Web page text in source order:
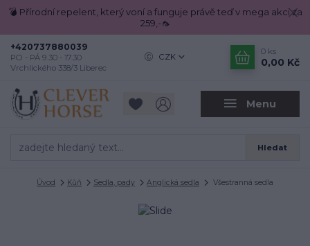
💣 Přírodní repelent, který voní a funguje právě teď v mega akci za
259,-🦟
Menu
CZK
Hledat
+420737880039
PO - PÁ 9.30 - 17.30
Vrchlického 338/3 Liberec
0 ks
0,00 Kč
Úvod Kůň Sedla, pady Anglická sedla Všestranná sedla